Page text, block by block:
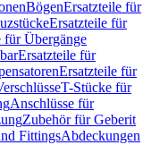
BögenErsatzteile für
Ersatzteile für
für Übergänge
Ersatzteile für
Ersatzteile für
T-Stücke für
Anschlüsse für
Zubehör für Geberit
FittingsAbdeckungen